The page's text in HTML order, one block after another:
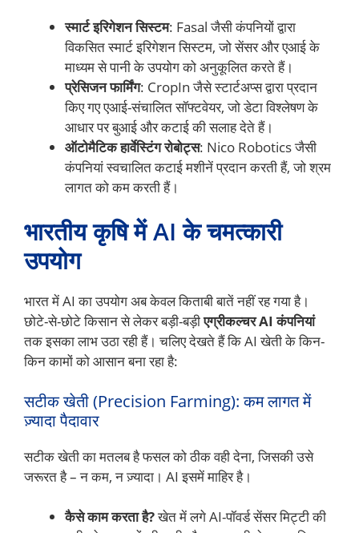
स्मार्ट इरिगेशन सिस्टम: Fasal जैसी कंपनियों द्वारा
विकसित स्मार्ट इरिगेशन सिस्टम, जो सेंसर और एआई के
माध्यम से पानी के उपयोग को अनुकूलित करते हैं।
प्रेसिजन फार्मिंग: CropIn जैसे स्टार्टअप्स द्वारा प्रदान
किए गए एआई-संचालित सॉफ्टवेयर, जो डेटा विश्लेषण के
आधार पर बुआई और कटाई की सलाह देते हैं।
ऑटोमैटिक हार्वेस्टिंग रोबोट्स: Nico Robotics जैसी
कंपनियां स्वचालित कटाई मशीनें प्रदान करती हैं, जो श्रम
लागत को कम करती हैं।
भारतीय कृषि में AI के चमत्कारी
उपयोग
भारत में AI का उपयोग अब केवल किताबी बातें नहीं रह गया है।
छोटे-से-छोटे किसान से लेकर बड़ी-बड़ीएग्रीकल्चर AI कंपनियां
तक इसका लाभ उठा रही हैं। चलिए देखते हैं कि AI खेती के किन-
किन कामों को आसान बना रहा है:
सटीक खेती (Precision Farming): कम लागत में
ज़्यादा पैदावार
सटीक खेती का मतलब है फसल को ठीक वही देना, जिसकी उसे
जरूरत है – न कम, न ज़्यादा। AI इसमें माहिर है।
कैसे काम करता है?खेत में लगे AI-पॉवर्ड सेंसर मिट्टी की